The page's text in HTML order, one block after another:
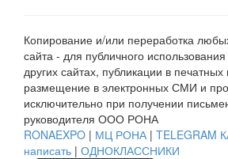
Копирование и/или переработка
сайта - для публичного
других сайтах, публикации в печатных
размещение в электронных СМИ и
исключительно при получении
руководителя ООО РОНА
RONAEXPO | МЦ РОНА | TELEGRAM
написать | ОДНОКЛАССНИКИ